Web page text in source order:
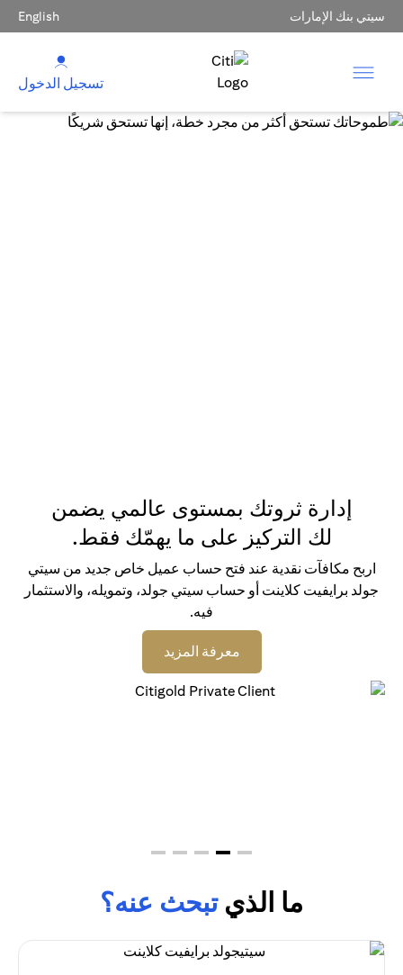
سيتي بنك الإمارات English
تسجيل الدخول
إدارة ثروتك بمستوى عالمي يضمن
لك التركيز على ما يهمّك فقط.
اربح مكافآت نقدية عند فتح حساب عميل خاص جديد من سيتي
جولد برايفيت كلاينت أو حساب سيتي جولد، وتمويله، والاستثمار
فيه.
معرفة المزيد
ما الذيتبحث عنه؟